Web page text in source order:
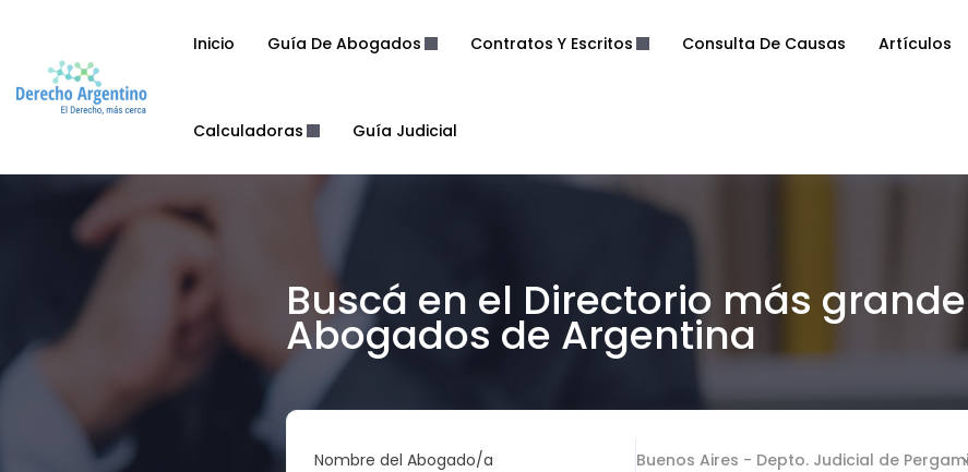
Inicio Guía De Abogados Contratos Y Escritos Consulta De Causas Artículos
Calculadoras Guía Judicial
Buscá en el Directorio más
Abogados de Argentina
Nombre del Abogado/a
Buenos Aires - Depto. Judicial de